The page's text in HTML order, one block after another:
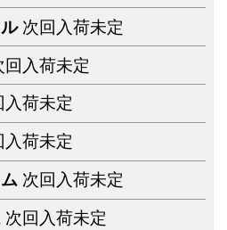
次回入荷未定
回入荷未定
入荷未定
入荷未定
次回入荷未定
次回入荷未定